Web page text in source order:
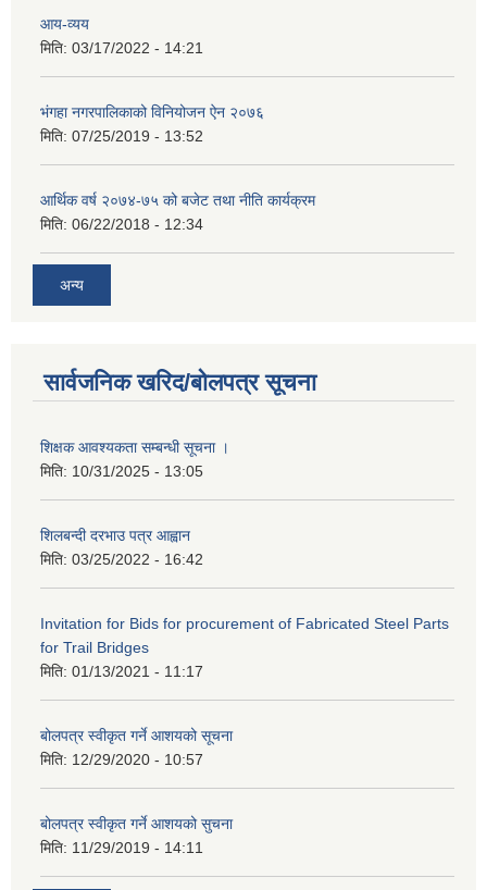
आय-व्यय
मिति: 03/17/2022 - 14:21
भंगहा नगरपालिकाको विनियोजन ऐन २०७६
मिति: 07/25/2019 - 13:52
आर्थिक वर्ष २०७४-७५ को बजेट तथा नीति कार्यक्रम
मिति: 06/22/2018 - 12:34
अन्य
सार्वजनिक खरिद/बोलपत्र सूचना
शिक्षक आवश्यकता सम्बन्धी सूचना ।
मिति: 10/31/2025 - 13:05
शिलबन्दी दरभाउ पत्र आह्वान
मिति: 03/25/2022 - 16:42
Invitation for Bids for procurement of Fabricated Steel Parts
for Trail Bridges
मिति: 01/13/2021 - 11:17
बोलपत्र स्वीकृत गर्ने आशयको सूचना
मिति: 12/29/2020 - 10:57
बोलपत्र स्वीकृत गर्ने आशयको सुचना
मिति: 11/29/2019 - 14:11